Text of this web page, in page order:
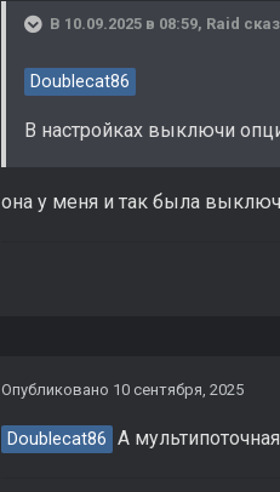
В 10.09.2025 в 08:59, Raid
Doublecat86
В настройках выключи
она у меня и так была
Опубликовано 10 сентября, 2025
Doublecat86 А